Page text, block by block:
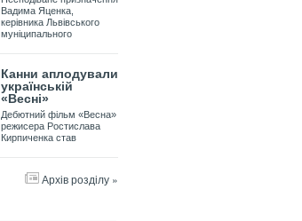
Вадима Яценка,
керівника Львівського
муніципального
Канни аплодували
українській
«Весні»
Дебютний фільм «Весна»
режисера Ростислава
Кирпиченка став
Архів розділу »